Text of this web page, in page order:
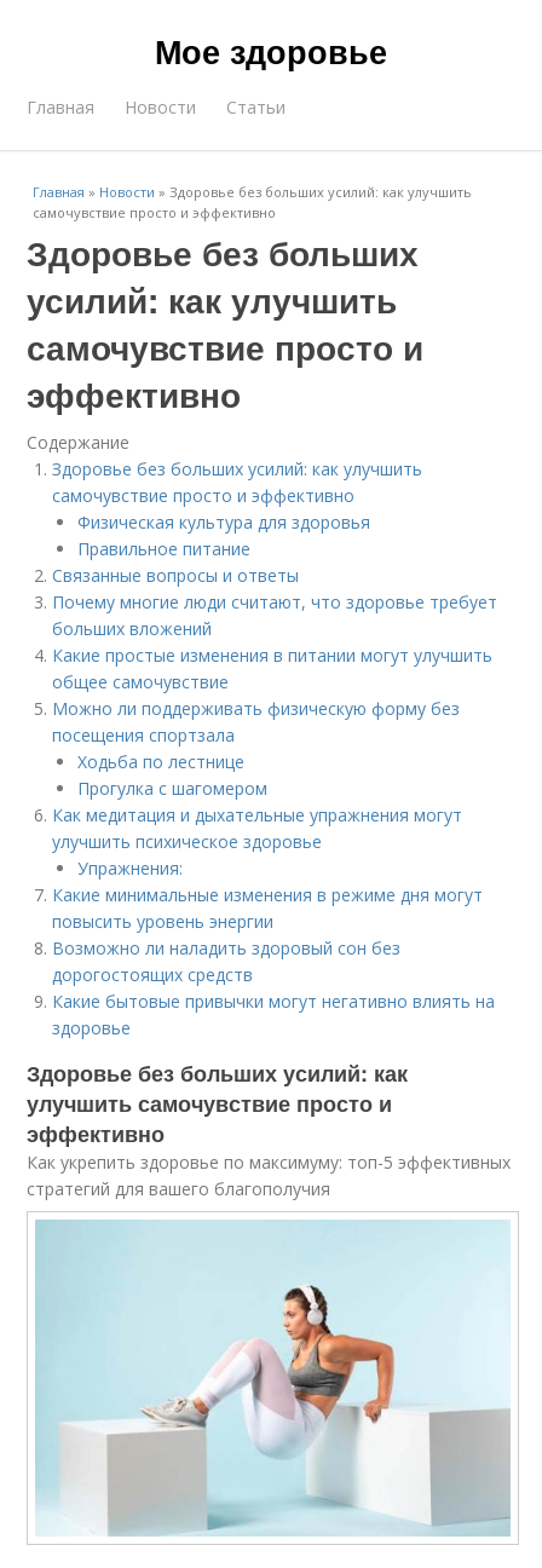
Мое здоровье
Главная Новости Статьи
Главная » Новости »Здоровье без больших усилий: как улучшить
самочувствие просто и эффективно
Здоровье без больших
усилий: как улучшить
самочувствие просто и
эффективно
Содержание
Здоровье без больших усилий: как улучшить
самочувствие просто и эффективно
Физическая культура для здоровья
Правильное питание
Связанные вопросы и ответы
Почему многие люди считают, что здоровье требует
больших вложений
Какие простые изменения в питании могут улучшить
общее самочувствие
Можно ли поддерживать физическую форму без
посещения спортзала
Ходьба по лестнице
Прогулка с шагомером
Как медитация и дыхательные упражнения могут
улучшить психическое здоровье
Упражнения:
Какие минимальные изменения в режиме дня могут
повысить уровень энергии
Возможно ли наладить здоровый сон без
дорогостоящих средств
Какие бытовые привычки могут негативно влиять на
здоровье
Здоровье без больших усилий: как
улучшить самочувствие просто и
эффективно
Как укрепить здоровье по максимуму: топ-5 эффективных
стратегий для вашего благополучия